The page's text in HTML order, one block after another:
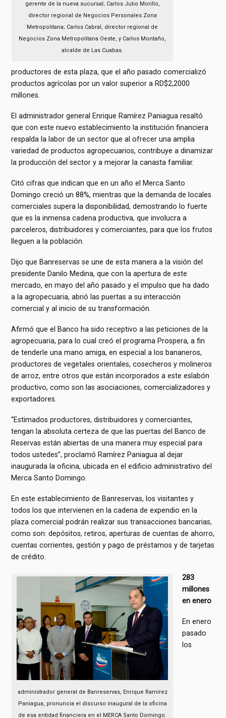
gerente de la nueva sucursal; Carlos Julio Morillo,
director regional de Negocios Personales Zona
Metropolitana; Carlos Cabral, director regional de
Negocios Zona Metropolitana Oeste, y Carlos Montaño,
alcalde de Las Cuabas.
productores de esta plaza, que el año pasado comercializó
productos agrícolas por un valor superior a RD$2,2000
millones.
El administrador general Enrique Ramírez Paniagua resaltó
que con este nuevo establecimiento la institución financiera
respalda la labor de un sector que al ofrecer una amplia
variedad de productos agropecuarios, contribuye a dinamizar
la producción del sector y a mejorar la canasta familiar.
Citó cifras que indican que en un año el Merca Santo
Domingo creció un 88%, mientras que la demanda de locales
comerciales supera la disponibilidad, demostrando lo fuerte
que es la inmensa cadena productiva, que involucra a
parceleros, distribuidores y comerciantes, para que los frutos
lleguen a la población.
Dijo que Banreservas se une de esta manera a la visión del
presidente Danilo Medina, que con la apertura de este
mercado, en mayo del año pasado y el impulso que ha dado
a la agropecuaria, abrió las puertas a su interacción
comercial y al inicio de su transformación.
Afirmó que el Banco ha sido receptivo a las peticiones de la
agropecuaria, para lo cual creó el programa Prospera, a fin
de tenderle una mano amiga, en especial a los bananeros,
productores de vegetales orientales, cosecheros y molineros
de arroz, entre otros que están incorporados a este eslabón
productivo, como son las asociaciones, comercializadores y
exportadores.
“Estimados productores, distribuidores y comerciantes,
tengan la absoluta certeza de que las puertas del Banco de
Reservas están abiertas de una manera muy especial para
todos ustedes”, proclamó Ramírez Paniagua al dejar
inaugurada la oficina, ubicada en el edificio administrativo del
Merca Santo Domingo.
En este establecimiento de Banreservas, los visitantes y
todos los que intervienen en la cadena de expendio en la
plaza comercial podrán realizar sus transacciones bancarias,
como son: depósitos, retiros, aperturas de cuentas de ahorro,
cuentas corrientes, gestión y pago de préstamos y de tarjetas
de crédito.
administrador general de Banreservas, Enrique Ramírez
Paniagua, pronuncia el discurso inaugural de la oficina
de esa entidad financiera en el MERCA Santo Domingo.
283
millones
en enero
En enero
pasado
los